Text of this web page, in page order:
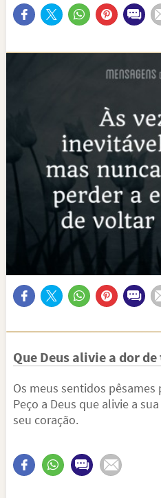
Que Deus alivie a dor
Os meus sentidos pêsames
Peço a Deus que alivie a
seu coração.